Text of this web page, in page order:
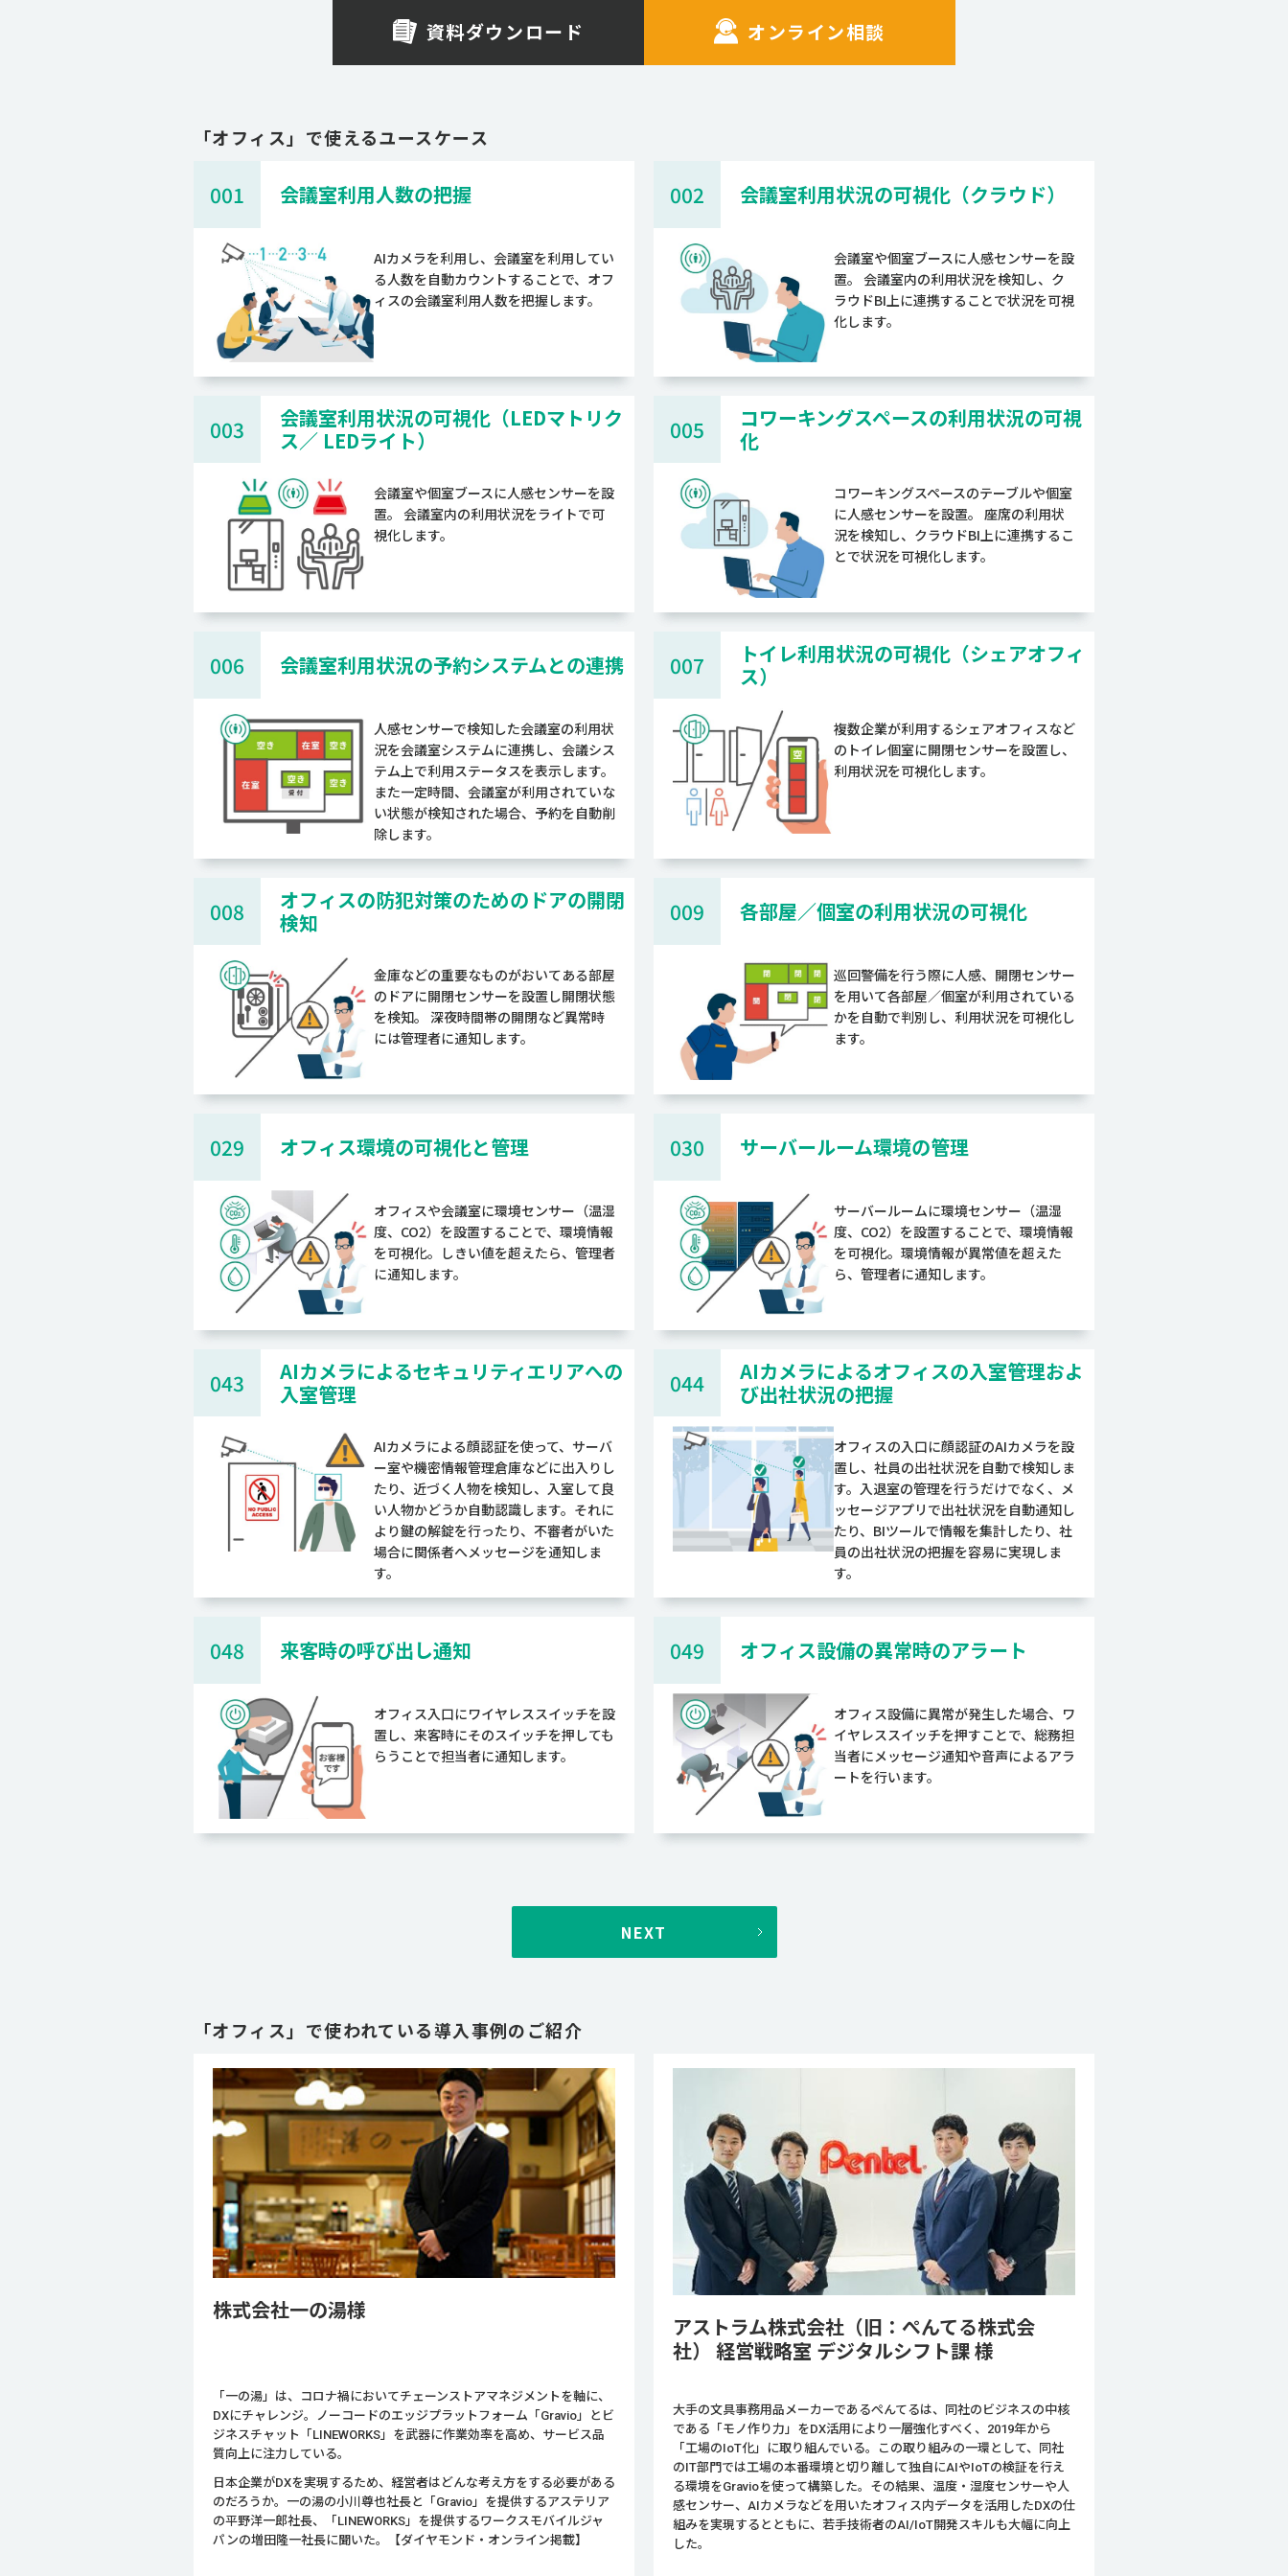
資料ダウンロード オンライン相談
「オフィス 」で使えるユースケース
001 会議室利用人数の把握
AIカメラを利用し、会議室を利用してい
る人数を自動カウントすることで、オフ
ィスの会議室利用人数を把握します。
002 会議室利用状況の可視化（クラウド）
会議室や個室ブースに人感センサーを設
置。 会議室内の利用状況を検知し、ク
ラウドBI上に連携することで状況を可視
化します。
003
会議室利用状況の可視化（LEDマトリク
ス／ LEDライト）
会議室や個室ブースに人感センサーを設
置。 会議室内の利用状況をライトで可
視化します。
005
コワーキングスペースの利用状況の可視
化
コワーキングスペースのテーブルや個室
に人感センサーを設置。 座席の利用状
況を検知し、クラウドBI上に連携するこ
とで状況を可視化します。
006 会議室利用状況の予約システムとの連携
人感センサーで検知した会議室の利用状
況を会議室システムに連携し、会議シス
テム上で利用ステータスを表示します。
また一定時間、会議室が利用されていな
い状態が検知された場合、予約を自動削
除します。
007
トイレ利用状況の可視化（シェアオフィ
ス）
複数企業が利用するシェアオフィスなど
のトイレ個室に開閉センサーを設置し、
利用状況を可視化します。
008
オフィスの防犯対策のためのドアの開閉
検知
金庫などの重要なものがおいてある部屋
のドアに開閉センサーを設置し開閉状態
を検知。 深夜時間帯の開閉など異常時
には管理者に通知します。
009 各部屋／個室の利用状況の可視化
巡回警備を行う際に人感、開閉センサー
を用いて各部屋／個室が利用されている
かを自動で判別し、利用状況を可視化し
ます。
029 オフィス環境の可視化と管理
オフィスや会議室に環境センサー（温湿
度、CO2）を設置することで、環境情報
を可視化。しきい値を超えたら、管理者
に通知します。
030 サーバールーム環境の管理
サーバールームに環境センサー（温湿
度、CO2）を設置することで、環境情報
を可視化。環境情報が異常値を超えた
ら、管理者に通知します。
043
AIカメラによるセキュリティエリアへの
入室管理
AIカメラによる顔認証を使って、サーバ
ー室や機密情報管理倉庫などに出入りし
たり、近づく人物を検知し、入室して良
い人物かどうか自動認識します。それに
より鍵の解錠を行ったり、不審者がいた
場合に関係者へメッセージを通知しま
す。
044
AIカメラによるオフィスの入室管理およ
び出社状況の把握
オフィスの入口に顔認証のAIカメラを設
置し、社員の出社状況を自動で検知しま
す。入退室の管理を行うだけでなく、メ
ッセージアプリで出社状況を自動通知し
たり、BIツールで情報を集計したり、社
員の出社状況の把握を容易に実現しま
す。
048 来客時の呼び出し通知
オフィス入口にワイヤレススイッチを設
置し、来客時にそのスイッチを押しても
らうことで担当者に通知します。
049 オフィス設備の異常時のアラート
オフィス設備に異常が発生した場合、ワ
イヤレススイッチを押すことで、総務担
当者にメッセージ通知や音声によるアラ
ートを行います。
NEXT
「オフィス 」で使われている導入事例のご紹介
株式会社一の湯様
「一の湯」は、コロナ禍においてチェーンストアマネジメントを軸に、
DXにチャレンジ。ノーコードのエッジプラットフォーム「Gravio」とビ
ジネスチャット「LINEWORKS」を武器に作業効率を高め、サービス品
質向上に注力している。
日本企業がDXを実現するため、経営者はどんな考え方をする必要がある
のだろうか。一の湯の小川尊也社長と「Gravio」を提供するアステリア
の平野洋一郎社長、「LINEWORKS」を提供するワークスモバイルジャ
パンの増田隆一社長に聞いた。【ダイヤモンド・オンライン掲載】
アストラム株式会社（旧：ぺんてる株式会
社） 経営戦略室 デジタルシフト課 様
大手の文具事務用品メーカーであるぺんてるは、同社のビジネスの中核
である「モノ作り力」をDX活用により一層強化すべく、2019年から
「工場のIoT化」に取り組んでいる。この取り組みの一環として、同社
のIT部門では工場の本番環境と切り離して独自にAIやIoTの検証を行え
る環境をGravioを使って構築した。その結果、温度・湿度センサーや人
感センサー、AIカメラなどを用いたオフィス内データを活用したDXの仕
組みを実現するとともに、若手技術者のAI/IoT開発スキルも大幅に向上
した。